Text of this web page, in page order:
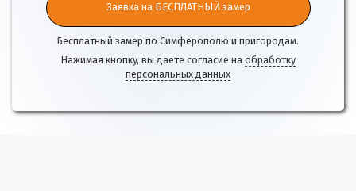
Заявка на БЕСПЛАТНЫЙ замер
Бесплатный замер по Симферополю и пригородам.
Нажимая кнопку, вы даете согласие на обработку
персональных данных